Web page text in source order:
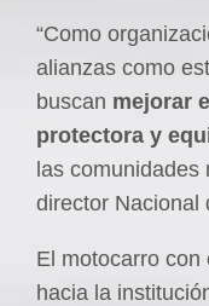
“Como
alianzas como
buscan mejorar
protectora y
las comunidades
director Nacional
El motocarro
hacia la